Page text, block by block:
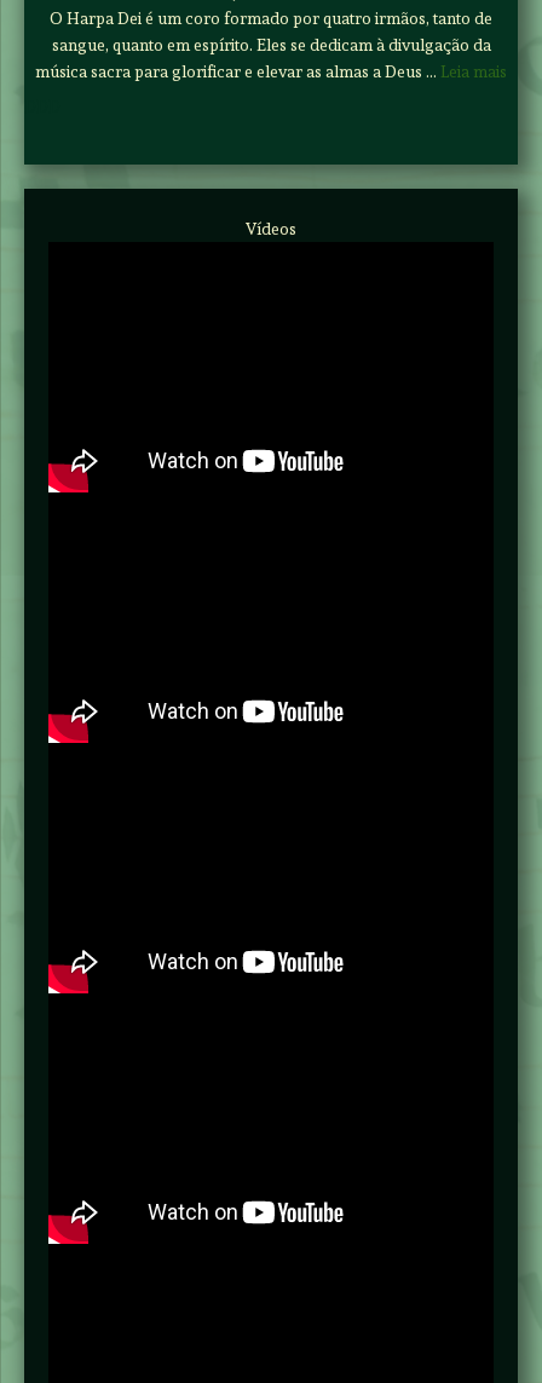
O Harpa Dei é um coro formado por quatro irmãos, tanto de
sangue, quanto em espírito. Eles se dedicam à divulgação da
música sacra para glorificar e elevar as almas a Deus … Leia mais
Vídeos